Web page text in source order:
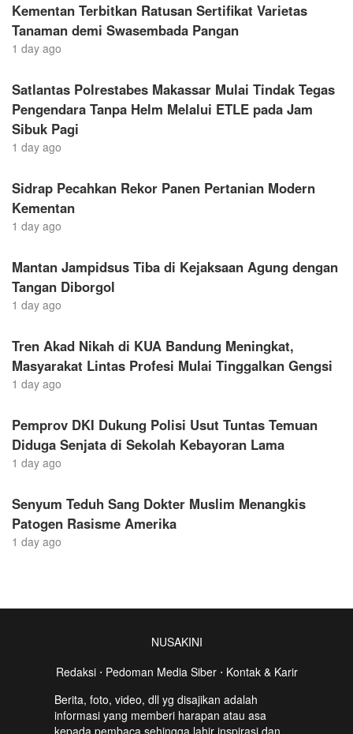
Kementan Terbitkan Ratusan Sertifikat Varietas
Tanaman demi Swasembada Pangan
1 day ago
Satlantas Polrestabes Makassar Mulai Tindak Tegas
Pengendara Tanpa Helm Melalui ETLE pada Jam
Sibuk Pagi
1 day ago
Sidrap Pecahkan Rekor Panen Pertanian Modern
Kementan
1 day ago
Mantan Jampidsus Tiba di Kejaksaan Agung dengan
Tangan Diborgol
1 day ago
Tren Akad Nikah di KUA Bandung Meningkat,
Masyarakat Lintas Profesi Mulai Tinggalkan Gengsi
1 day ago
Pemprov DKI Dukung Polisi Usut Tuntas Temuan
Diduga Senjata di Sekolah Kebayoran Lama
1 day ago
Senyum Teduh Sang Dokter Muslim Menangkis
Patogen Rasisme Amerika
1 day ago
NUSAKINI
Redaksi⋅ Pedoman Media Siber⋅ Kontak & Karir
Berita, foto, video, dll yg disajikan adalah
informasi yang memberi harapan atau asa